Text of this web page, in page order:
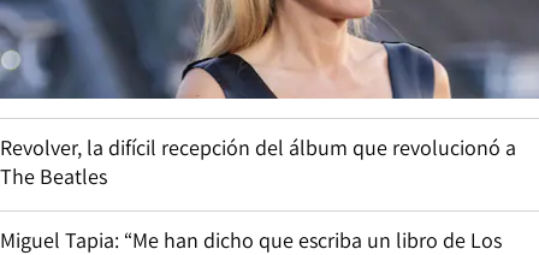
Revolver, la difícil recepción del álbum que revolucionó a
The Beatles
Miguel Tapia: “Me han dicho que escriba un libro de Los